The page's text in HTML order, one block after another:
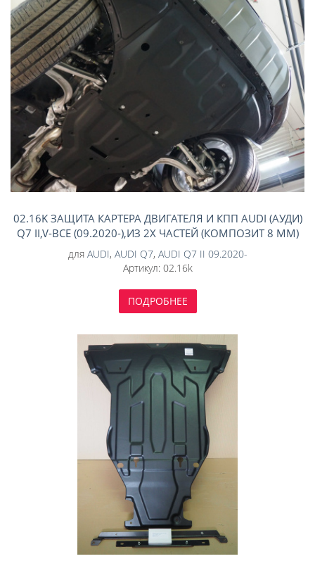
02.16K ЗАЩИТА КАРТЕРА ДВИГАТЕЛЯ И КПП AUDI (АУДИ)
Q7 II,V-ВСЕ (09.2020-),ИЗ 2Х ЧАСТЕЙ (КОМПОЗИТ 8 ММ)
для AUDI, AUDI Q7, AUDI Q7 II 09.2020-
Артикул: 02.16k
ПОДРОБНЕЕ